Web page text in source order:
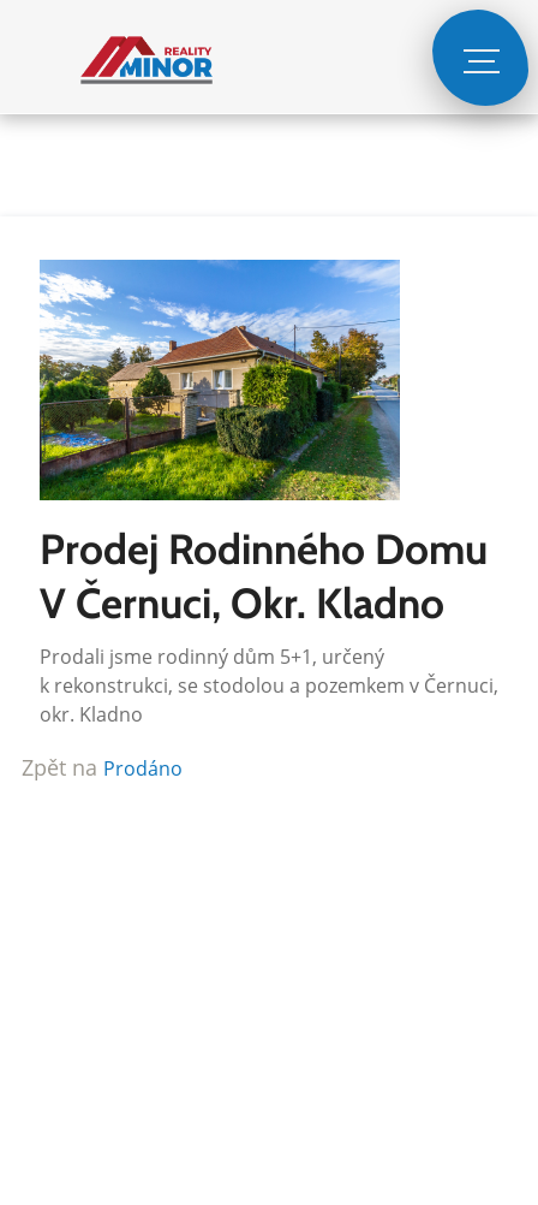
Prodej Rodinného Domu
V Černuci, Okr. Kladno
Prodali jsme rodinný dům 5+1, určený
k rekonstrukci, se stodolou a pozemkem v Černuci,
okr. Kladno
Zpět na Prodáno